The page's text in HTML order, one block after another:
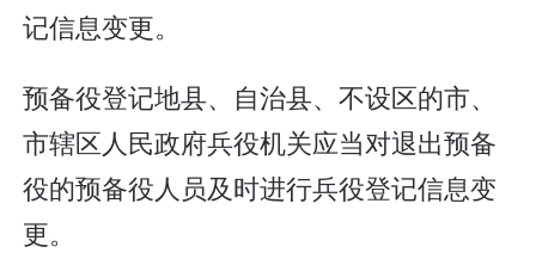
记信息变更。
预备役登记地县、自治县、不设区的市、
市辖区人民政府兵役机关应当对退出预备
役的预备役人员及时进行兵役登记信息变
更。